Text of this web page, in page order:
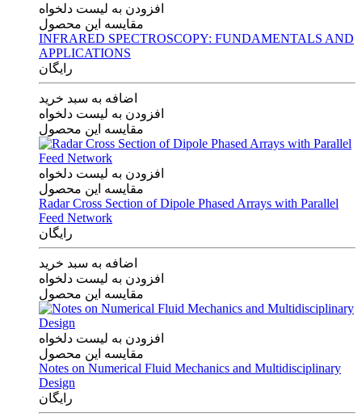
افزودن به لیست دلخواه
مقایسه این محصول
INFRARED SPECTROSCOPY: FUNDAMENTALS AND
APPLICATIONS
رایگان
اضافه به سبد خرید
افزودن به لیست دلخواه
مقایسه این محصول
افزودن به لیست دلخواه
مقایسه این محصول
Radar Cross Section of Dipole Phased Arrays with Parallel
Feed Network
رایگان
اضافه به سبد خرید
افزودن به لیست دلخواه
مقایسه این محصول
افزودن به لیست دلخواه
مقایسه این محصول
Notes on Numerical Fluid Mechanics and Multidisciplinary
Design
رایگان